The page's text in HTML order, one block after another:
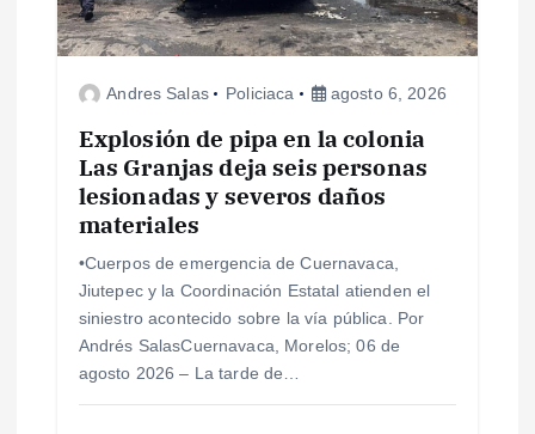
d
Andres Salas Policiaca agosto 6, 2026
Explosión de pipa en la colonia
Las Granjas deja seis personas
lesionadas y severos daños
materiales
•Cuerpos de emergencia de Cuernavaca,
Jiutepec y la Coordinación Estatal atienden el
siniestro acontecido sobre la vía pública. Por
Andrés SalasCuernavaca, Morelos; 06 de
agosto 2026 – La tarde de…